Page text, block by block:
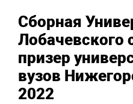
Сборная
Лобачевского
призер
вузов
2022